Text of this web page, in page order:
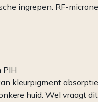
ingrepen. RF-
PIH
kleurpigment
huid. Wel vraagt